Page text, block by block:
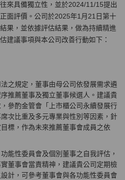
來具備獨立性，並於2024/11/15提出
面評價。公司於2025年1月21日第十
果，並依據評估結果，做為持續精進
建議事項與本公司改善行動如下：
之規定，董事由母公司依發展需求遴
推薦董事及獨立董事候選人。建議貴
參酌金管會「上市櫃公司永續發展行
次比重及多元專業與性別等因素，針
標，作為未來推薦董事會成員之依
能性委員會及個別董事之自我評估，
董事會當責精神，建議貴公司定期檢
計，可參考董事會與各功能性委員會